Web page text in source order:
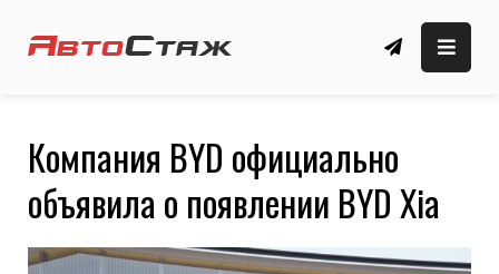
Автомобильный сайт
автомобильные новости, обзоры, новые
Компания BYD официально
объявила о появлении BYD Xia